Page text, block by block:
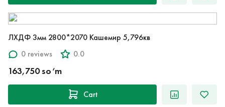
ЛХДФ 3мм 2800*2070 Кашемир 5,796кв
0 reviews
0.0
163,750 so‘m
Cart